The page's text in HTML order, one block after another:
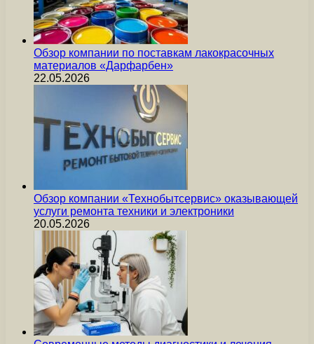
Обзор компании по поставкам лакокрасочных
материалов «Дарфарбен»
22.05.2026
Обзор компании «Технобытсервис» оказывающей
услуги ремонта техники и электроники
20.05.2026